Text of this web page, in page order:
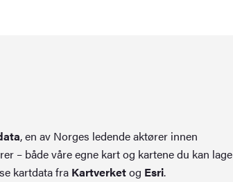
, en av Norges ledende aktører innen
– både våre egne kart og kartene du kan lage
kartdata fra Kartverketog Esri.